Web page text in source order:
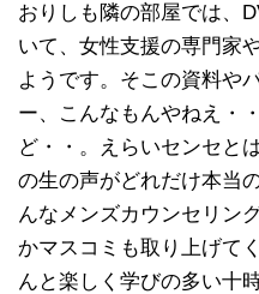
おりしも隣の部屋では、
いて、女性支援の専門家
ようです。そこの資料や
ー、こんなもんやねえ・
ど・・。えらいセンセと
の生の声がどれだけ本当
んなメンズカウンセリン
かマスコミも取り上げて
んと楽しく学びの多い十